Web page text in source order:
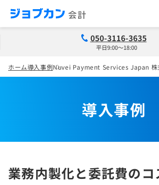
050-3116-3635
平日9:00～18:00
ホーム導入事例Nuvei Payment Services Japan 株
導入事例
業務内製化と委託費のコ